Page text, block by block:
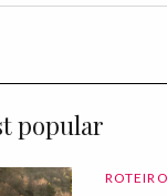
popular
ROTEIRO